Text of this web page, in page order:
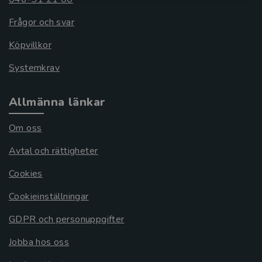
Frågor och svar
Köpvillkor
Systemkrav
Allmänna länkar
Om oss
Avtal och rättigheter
Cookies
Cookieinställningar
GDPR och personuppgifter
Jobba hos oss